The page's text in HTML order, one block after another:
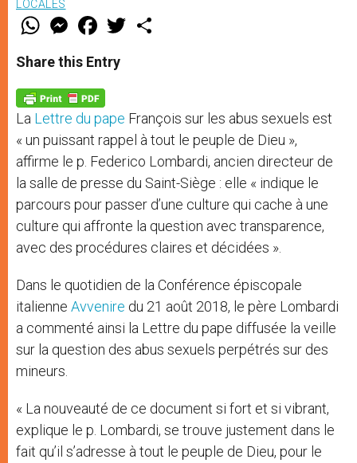
LOCALES
W
t
s
p
p
M
e
s
e
g
e
F
a
e
b
o
k
w
Share this Entry
La Lettre du pape François sur les abus sexuels est
« un puissant rappel à tout le peuple de Dieu »,
affirme le p. Federico Lombardi, ancien directeur de
la salle de presse du Saint-Siège : elle « indique le
parcours pour passer d’une culture qui cache à une
culture qui affronte la question avec transparence,
avec des procédures claires et décidées ».
Dans le quotidien de la Conférence épiscopale
italienne Avvenire du 21 août 2018, le père Lombardi
a commenté ainsi la Lettre du pape diffusée la veille
sur la question des abus sexuels perpétrés sur des
mineurs.
« La nouveauté de ce document si fort et si vibrant,
explique le p. Lombardi, se trouve justement dans le
fait qu’il s’adresse à tout le peuple de Dieu, pour le